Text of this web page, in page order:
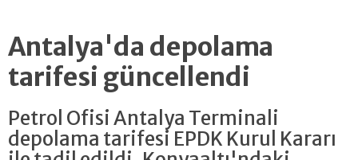
Antalya'da depolama
tarifesi güncellendi
Petrol Ofisi Antalya Terminali
depolama tarifesi EPDK Kurul Kararı